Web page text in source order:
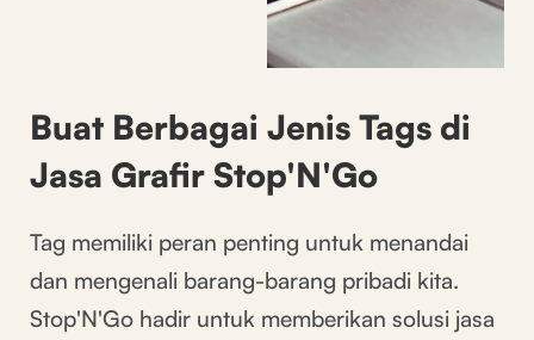
Buat Berbagai Jenis Tags di
Jasa Grafir Stop'N'Go
Tag memiliki peran penting untuk menandai
dan mengenali barang-barang pribadi kita.
Stop'N'Go hadir untuk memberikan solusi jasa